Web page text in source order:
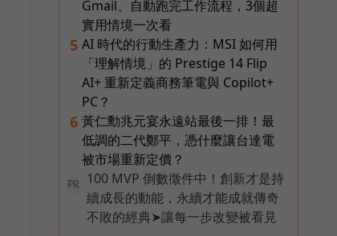
Gmail、自動跑完工作流程，3個超
實用情境一次看
5 AI 時代的行動生產力：MSI 如何用
「理解情境」的 Prestige 14 Flip
AI+ 重新定義商務筆電與 Copilot+
PC？
6 黃仁勳兆元宴永遠站最後一排！最
低調的二代鄭平，憑什麼讓台達電
被市場重新定價？
PR
100 MVP 倒數徵件中！創新才是持
續成長的動能，永續才能成就傳奇
不敗的經典➤讓每一步改變被看見